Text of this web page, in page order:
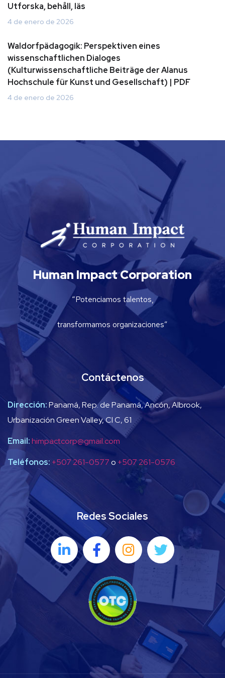
Utforska, behåll, läs
4 de enero de 2026
Waldorfpädagogik: Perspektiven eines
wissenschaftlichen Dialoges
(Kulturwissenschaftliche Beiträge der Alanus
Hochschule für Kunst und Gesellschaft) | PDF
4 de enero de 2026
Human Impact Corporation
“Potenciamos talentos,
transformamos organizaciones”
Contáctenos
Dirección:Panamá, Rep. de Panamá, Ancón, Albrook,
Urbanización Green Valley, Cl C, 61
Email:himpactcorp@gmail.com
Teléfonos: +507 261-0577o +507 261-0576
Redes Sociales